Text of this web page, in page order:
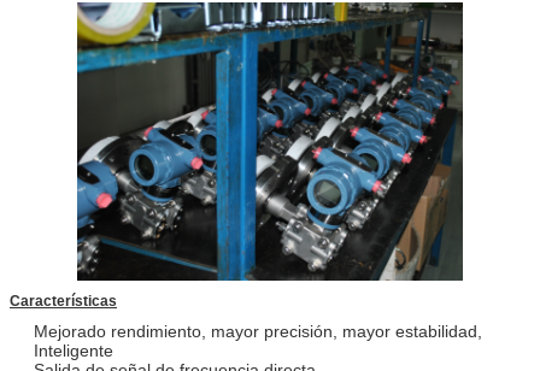
Características
Mejorado rendimiento, mayor precisión, mayor estabilidad,
Inteligente